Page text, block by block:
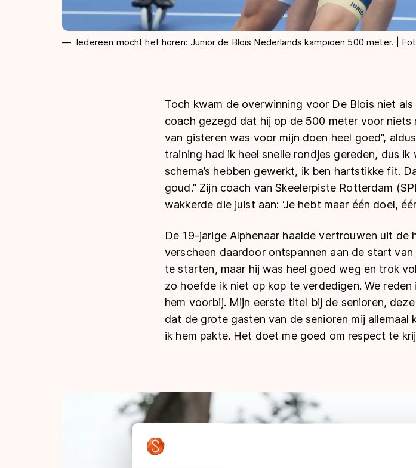
Iedereen mocht het horen: Junior de Blois Nederlands kampioen 500 meter. |
Toch kwam de overwinning voor De Blois niet
coach gezegd dat hij op de 500 meter voor niets
van gisteren was voor mijn doen heel goed”,
training had ik heel snelle rondjes gereden, dus
schema’s hebben gewerkt, ik ben hartstikke fit.
goud.” Zijn coach van Skeelerpiste Rotterdam
wakkerde die juist aan: ‘Je hebt maar één doel,
De 19-jarige Alphenaar haalde vertrouwen uit de
verscheen daardoor ontspannen aan de start
te starten, maar hij was heel goed weg en trok
zo hoefde ik niet op kop te verdedigen. We
hem voorbij. Mijn eerste titel bij de senioren,
dat de grote gasten van de senioren mij
ik hem pakte. Het doet me goed om respect te